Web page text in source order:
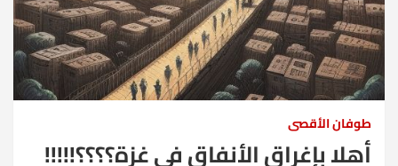
طوفان الأقصى
أهلا بإغراق الأنفاق في غزة؟؟؟؟!!!!!